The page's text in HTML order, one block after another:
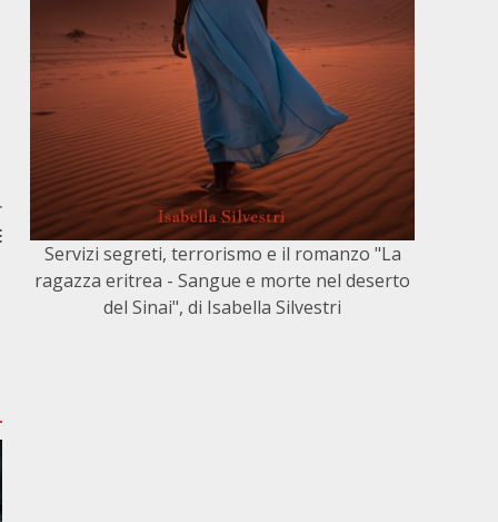
Servizi segreti, terrorismo e il romanzo "La
ragazza eritrea - Sangue e morte nel deserto
del Sinai", di Isabella Silvestri